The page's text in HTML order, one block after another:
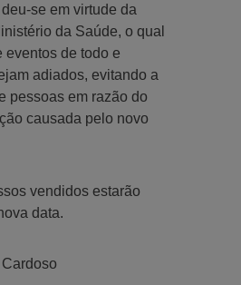
se em virtude da
da Saúde, o qual
eventos de todo e
adiados, evitando a
pessoas em razão do
causada pelo novo
vendidos estarão
data.